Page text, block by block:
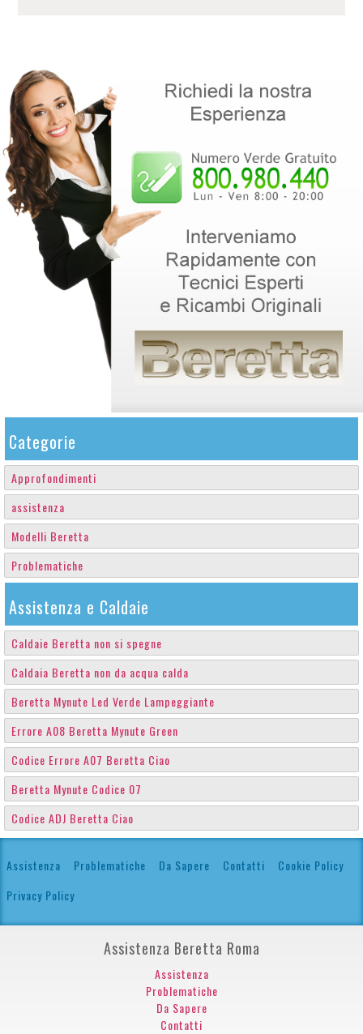
Categorie
Approfondimenti
assistenza
Modelli Beretta
Problematiche
Assistenza e Caldaie
Caldaie Beretta non si spegne
Caldaia Beretta non da acqua calda
Beretta Mynute Led Verde Lampeggiante
Errore A08 Beretta Mynute Green
Codice Errore A07 Beretta Ciao
Beretta Mynute Codice 07
Codice ADJ Beretta Ciao
Assistenza Problematiche Da Sapere Contatti
Cookie Policy
Privacy Policy
Assistenza Beretta Roma
Assistenza
Problematiche
Da Sapere
Contatti